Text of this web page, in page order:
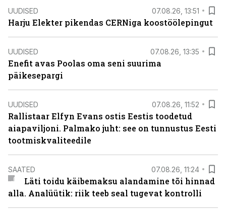
UUDISED 07.08.26, 13:51
Harju Elekter pikendas CERNiga koostöölepingut
UUDISED 07.08.26, 13:35
Enefit avas Poolas oma seni suurima
päikesepargi
UUDISED 07.08.26, 11:52
Rallistaar Elfyn Evans ostis Eestis toodetud
aiapaviljoni. Palmako juht: see on tunnustus Eesti
tootmiskvaliteedile
SAATED 07.08.26, 11:24
Läti toidu käibemaksu alandamine tõi hinnad
alla. Analüütik: riik teeb seal tugevat kontrolli